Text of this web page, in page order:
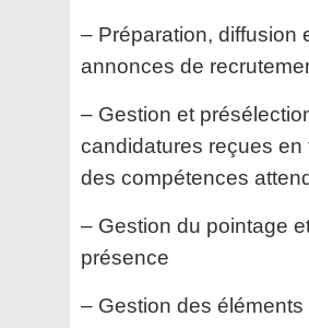
– Préparation, diffusion
annonces de
– Gestion et
candidatures reçues en
des compétences
– Gestion du pointage
présence
– Gestion des éléments